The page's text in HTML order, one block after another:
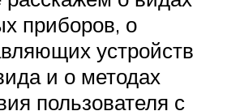
приборов, о
устройств
и о методах
пользователя с